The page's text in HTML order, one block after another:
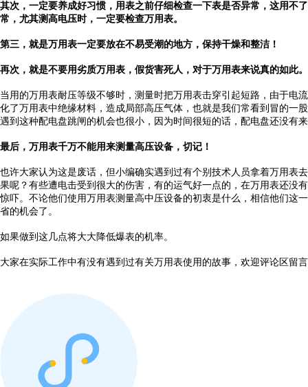
其次，一定要养成好习惯，用表之前仔细检查一下表是否异常，这用不
常，尤其测高电压时，一定要检查万用表。
第三，就是万用表一定要放在不易受潮的地方，保持干燥和整洁！
再次，就是不要用劣质万用表，假货害死人，对于万用表来说真的如此。
当用的万用表耐压等级不够时，测量时把万用表击穿引起短路，由于电
化了万用表中绝缘材料，造成局部高压气体，也就是我们常看到冒的一
遇到这种配电盘跳闸的机会也很小，因为时间很短的话，配电盘还没有
最后，万用表千万不能用来测量高压设备，切记！
也许大家认为这是废话，但小编确实遇到过有个别技术人员拿着万用表
果呢？有些遭电击受到很大的伤害，有的运气好一点的，在万用表还没
惊吓。不论他们使用万用表测量高中压设备的初衷是什么，相信他们这
省的机会了。
如果做到这几点将大大降低爆表的机率。
大家在实际工作中有没有遇到过有关万用表使用的故事，欢迎评论区留